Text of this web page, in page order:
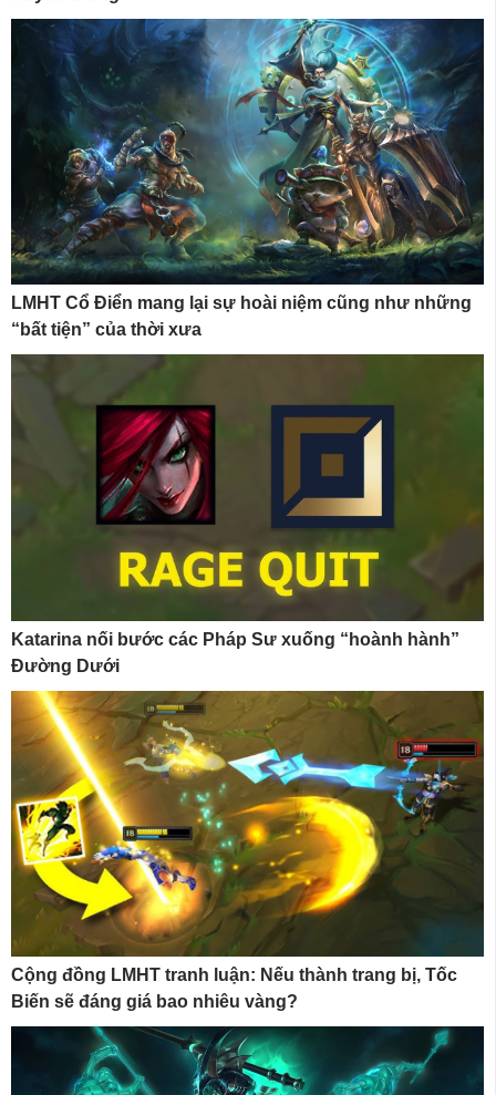
LMHT Cổ Điển mang lại sự hoài niệm cũng như những
“bất tiện” của thời xưa
Katarina nối bước các Pháp Sư xuống “hoành hành”
Đường Dưới
Cộng đồng LMHT tranh luận: Nếu thành trang bị, Tốc
Biến sẽ đáng giá bao nhiêu vàng?